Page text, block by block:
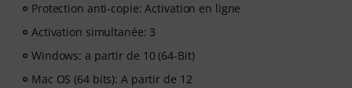
Protection anti-copie: Activation en ligne
Activation simultanée: 3
Windows: a partir de 10 (64-Bit)
Mac OS (64 bits): A partir de 12